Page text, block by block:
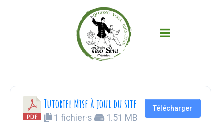
Tutoriel Mise à jour du site
1 fichier·s 1.51 MB
Télécharger